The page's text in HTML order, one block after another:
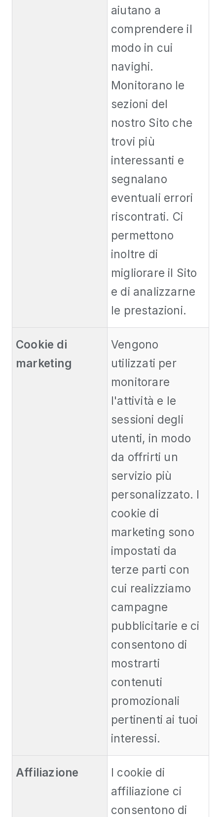
aiutano a
comprendere il
modo in cui
navighi.
Monitorano le
sezioni del
nostro Sito che
trovi più
interessanti e
segnalano
eventuali errori
riscontrati. Ci
permettono
inoltre di
migliorare il Sito
e di analizzarne
le prestazioni.
Cookie di
marketing
Vengono
utilizzati per
monitorare
l'attività e le
sessioni degli
utenti, in modo
da offrirti un
servizio più
personalizzato. I
cookie di
marketing sono
impostati da
terze parti con
cui realizziamo
campagne
pubblicitarie e ci
consentono di
mostrarti
contenuti
promozionali
pertinenti ai tuoi
interessi.
Affiliazione
I cookie di
affiliazione ci
consentono di